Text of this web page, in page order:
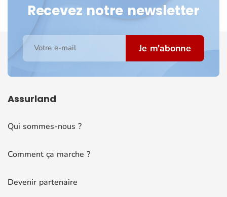
Recevez notre newsletter
Votre e-mail Je m'abonne
Assurland
Qui sommes-nous ?
Comment ça marche ?
Devenir partenaire